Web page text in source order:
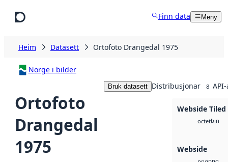
Finn data Meny
Heim Datasett Ortofoto Drangedal 1975
Norge i bilder
Ortofoto
Drangedal
1975
Bruk datasett Distribusjonar 8
Webside Tiled
octetbin
Webside